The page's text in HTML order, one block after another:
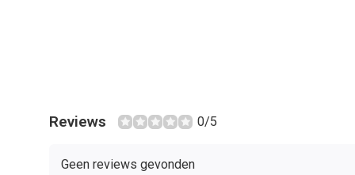
Reviews 0/5
Geen reviews gevonden